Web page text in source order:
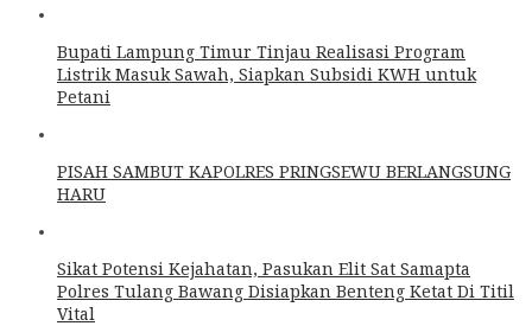
Bupati Lampung Timur Tinjau Realisasi Program
Listrik Masuk Sawah, Siapkan Subsidi KWH untuk
Petani
PISAH SAMBUT KAPOLRES PRINGSEWU BERLANGSUNG
HARU
Sikat Potensi Kejahatan, Pasukan Elit Sat Samapta
Polres Tulang Bawang Disiapkan Benteng Ketat Di Titil
Vital